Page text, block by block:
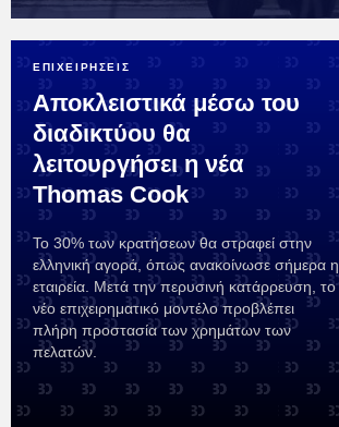
ΕΠΙΧΕΙΡΗΣΕΙΣ
Αποκλειστικά μέσω του
διαδικτύου θα
λειτουργήσει η νέα
Thomas Cook
Το 30% των κρατήσεων θα στραφεί στην
ελληνική αγορά, όπως ανακοίνωσε σήμερα η
εταιρεία. Μετά την περυσινή κατάρρευση, το
νέο επιχειρηματικό μοντέλο προβλέπει
πλήρη προστασία των χρημάτων των
πελατών.